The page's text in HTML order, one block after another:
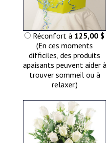
Réconfort à 125,00 $
(En ces moments
difficiles, des produits
apaisants peuvent aider à
trouver sommeil ou à
relaxer.)